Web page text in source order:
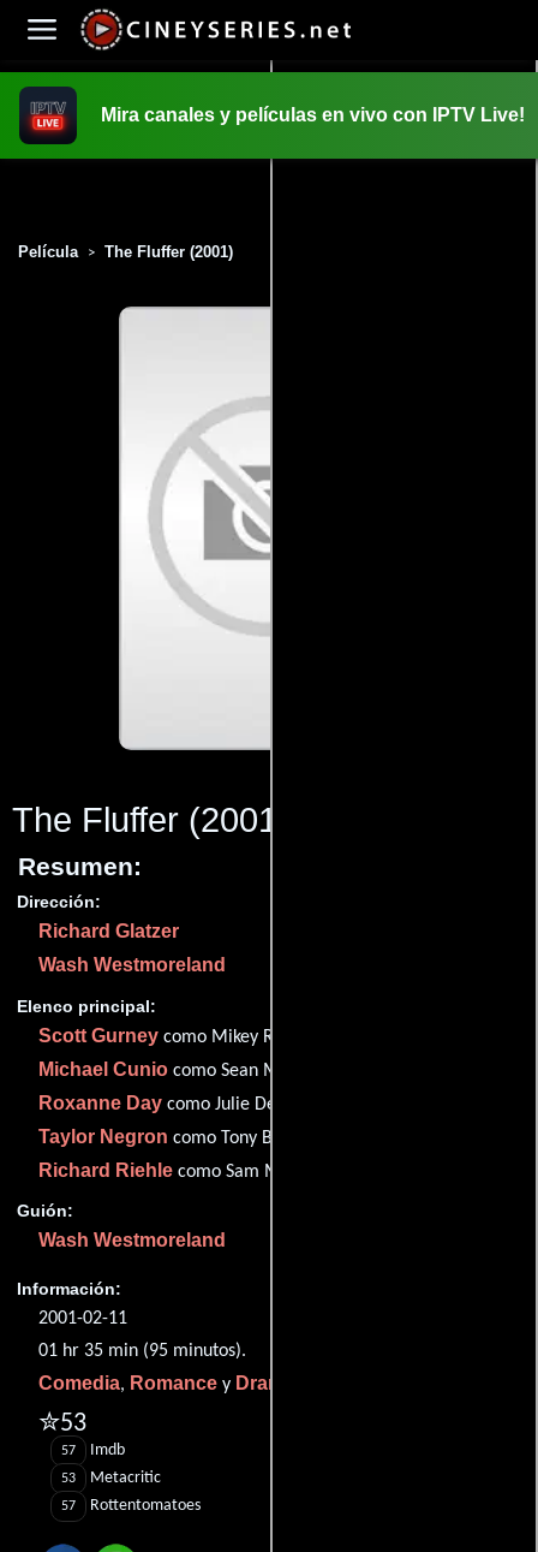
Mira canales y películas en vivo con IPTV Live!
Película > The Fluffer (2001)
The Fluffer (2001)
Resumen:
Dirección:
Richard Glatzer
Wash Westmoreland
Elenco principal:
Scott Gurney como Mikey Racini (aka Johnny Rebel)
Michael Cunio como Sean McGinnis
Roxanne Day como Julie Desponsio (aka Babylon)
Taylor Negron como Tony Brooks
Richard Riehle como Sam Martins
Guión:
Wash Westmoreland
Información:
2001-02-11
01 hr 35 min (95 minutos).
Comedia, Romance y Drama
✮53
57 Imdb
53 Metacritic
57 Rottentomatoes